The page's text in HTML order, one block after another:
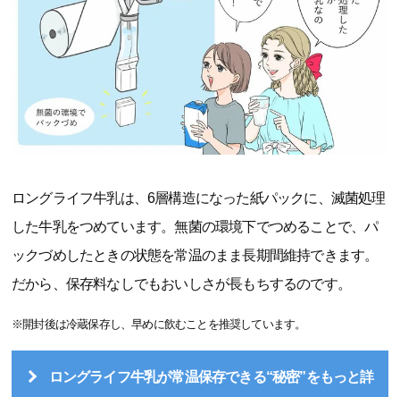
ロングライフ牛乳は、6層構造になった紙パックに、滅菌処理
した牛乳をつめています。無菌の環境下でつめることで、パ
ックづめしたときの状態を常温のまま長期間維持できます。
だから、保存料なしでもおいしさが長もちするのです。
※開封後は冷蔵保存し、早めに飲むことを推奨しています。
ロングライフ牛乳が常温保存できる“秘密”をもっと詳